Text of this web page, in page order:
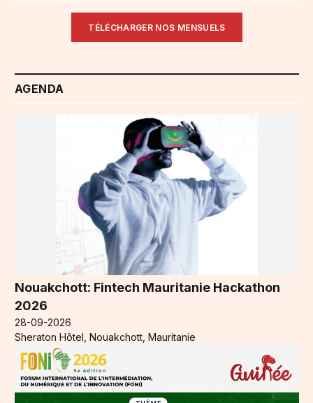
TÉLÉCHARGER NOS MENSUELS
AGENDA
Nouakchott: Fintech Mauritanie Hackathon
2026
28-09-2026
Sheraton Hôtel, Nouakchott, Mauritanie